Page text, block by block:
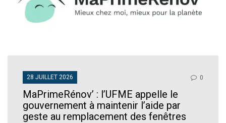
28 JUILLET 2026 0
MaPrimeRénov’ : l’UFME appelle le
gouvernement à maintenir l’aide par
geste au remplacement des fenêtres